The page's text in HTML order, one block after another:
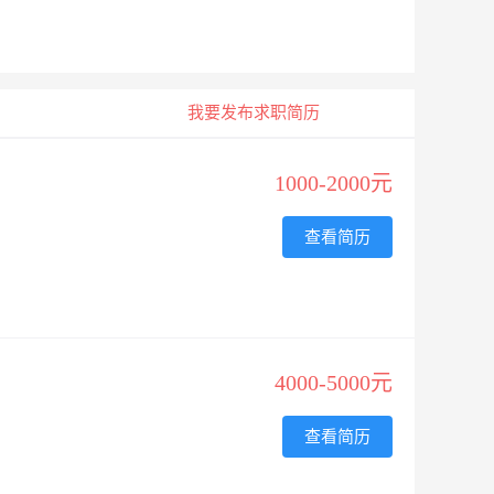
我要发布求职简历
1000-2000元
查看简历
4000-5000元
查看简历